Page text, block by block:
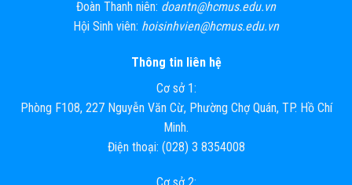
Đoàn Thanh niên: doantn@hcmus.edu.vn
Hội Sinh viên: hoisinhvien@hcmus.edu.vn
Thông tin liên hệ
Cơ sở 1:
Phòng F108, 227 Nguyễn Văn Cừ, Phường Chợ Quán, TP. Hồ Chí
Minh.
Điện thoại: (028) 3 8354008